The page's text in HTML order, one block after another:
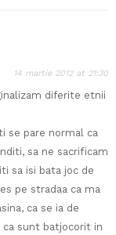
14 martie 2012 at 21:30
diferite etnii
se pare normal ca
sa ne sacrificam
sa isi bata joc de
pe stradaa ca ma
ca se ia de
sunt batjocorit in